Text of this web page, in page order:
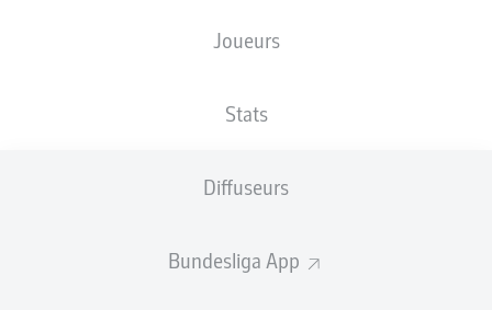
Joueurs
Stats
Diffuseurs
Bundesliga App
Les compositions seront annoncées